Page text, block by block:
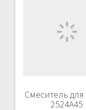
Смеситель для
2524А45